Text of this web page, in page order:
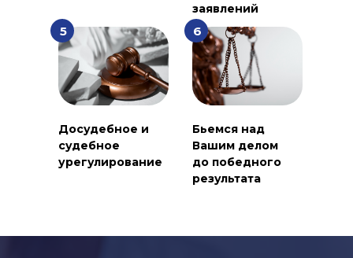
заявлений
Досудебное и
судебное
урегулирование
Бьемся над
Вашим делом
до победного
результата
5 6